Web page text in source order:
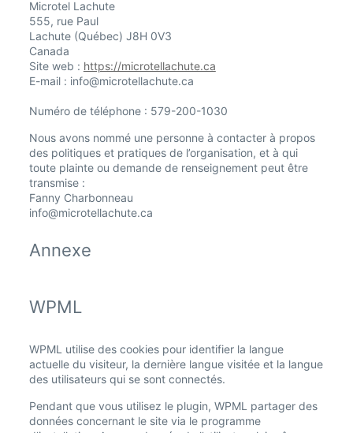
Microtel Lachute
555, rue Paul
Lachute (Québec) J8H 0V3
Canada
Site web : https://microtellachute.ca
E-mail : info@microtellachute.ca
Numéro de téléphone : 579-200-1030
Nous avons nommé une personne à contacter à propos
des politiques et pratiques de l’organisation, et à qui
toute plainte ou demande de renseignement peut être
transmise :
Fanny Charbonneau
info@microtellachute.ca
Annexe
WPML
WPML utilise des cookies pour identifier la langue
actuelle du visiteur, la dernière langue visitée et la langue
des utilisateurs qui se sont connectés.
Pendant que vous utilisez le plugin, WPML partager des
données concernant le site via le programme